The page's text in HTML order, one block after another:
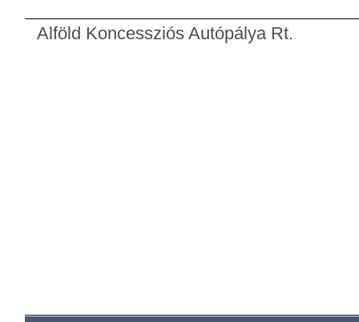
Alföld Koncessziós Autópálya Rt.